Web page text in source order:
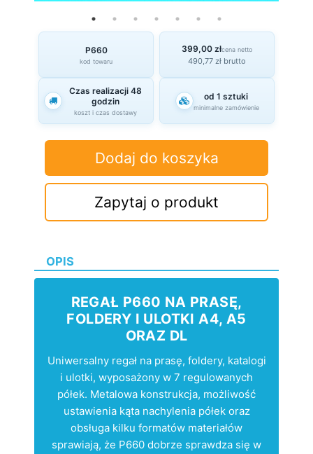
P660
kod towaru
399,00 złcena netto
490,77 zł brutto
Czas realizacji 48
godzin
koszt i czas dostawy
od 1 sztuki
minimalne zamówienie
Zapytaj o produkt
Dodaj do koszyka
OPIS
REGAŁ P660 NA PRASĘ,
FOLDERY I ULOTKI A4, A5
ORAZ DL
Uniwersalny regał na prasę, foldery, katalogi
i ulotki, wyposażony w 7 regulowanych
półek. Metalowa konstrukcja, możliwość
ustawienia kąta nachylenia półek oraz
obsługa kilku formatów materiałów
sprawiają, że P660 dobrze sprawdza się w